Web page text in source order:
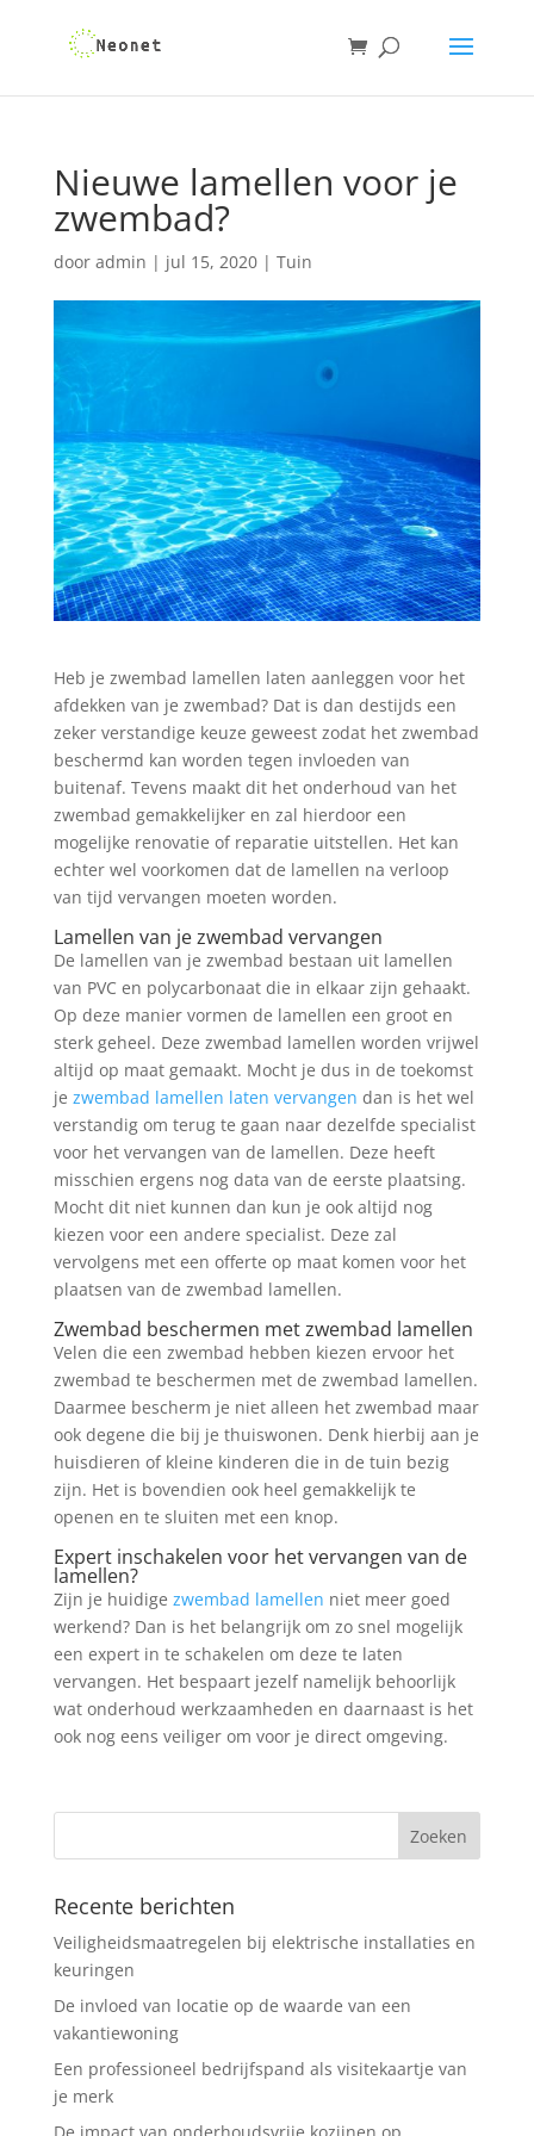
Nieuwe lamellen voor je
zwembad?
door admin | jul 15, 2020| Tuin
Heb je zwembad lamellen laten aanleggen voor het
afdekken van je zwembad? Dat is dan destijds een
zeker verstandige keuze geweest zodat het zwembad
beschermd kan worden tegen invloeden van
buitenaf. Tevens maakt dit het onderhoud van het
zwembad gemakkelijker en zal hierdoor een
mogelijke renovatie of reparatie uitstellen. Het kan
echter wel voorkomen dat de lamellen na verloop
van tijd vervangen moeten worden.
Lamellen van je zwembad vervangen
De lamellen van je zwembad bestaan uit lamellen
van PVC en polycarbonaat die in elkaar zijn gehaakt.
Op deze manier vormen de lamellen een groot en
sterk geheel. Deze zwembad lamellen worden vrijwel
altijd op maat gemaakt. Mocht je dus in de toekomst
je zwembad lamellen laten vervangen dan is het wel
verstandig om terug te gaan naar dezelfde specialist
voor het vervangen van de lamellen. Deze heeft
misschien ergens nog data van de eerste plaatsing.
Mocht dit niet kunnen dan kun je ook altijd nog
kiezen voor een andere specialist. Deze zal
vervolgens met een offerte op maat komen voor het
plaatsen van de zwembad lamellen.
Zwembad beschermen met zwembad lamellen
Velen die een zwembad hebben kiezen ervoor het
zwembad te beschermen met de zwembad lamellen.
Daarmee bescherm je niet alleen het zwembad maar
ook degene die bij je thuiswonen. Denk hierbij aan je
huisdieren of kleine kinderen die in de tuin bezig
zijn. Het is bovendien ook heel gemakkelijk te
openen en te sluiten met een knop.
Expert inschakelen voor het vervangen van de
lamellen?
Zijn je huidige zwembad lamellen niet meer goed
werkend? Dan is het belangrijk om zo snel mogelijk
een expert in te schakelen om deze te laten
vervangen. Het bespaart jezelf namelijk behoorlijk
wat onderhoud werkzaamheden en daarnaast is het
ook nog eens veiliger om voor je direct omgeving.
Recente berichten
Veiligheidsmaatregelen bij elektrische installaties en
keuringen
De invloed van locatie op de waarde van een
vakantiewoning
Een professioneel bedrijfspand als visitekaartje van
je merk